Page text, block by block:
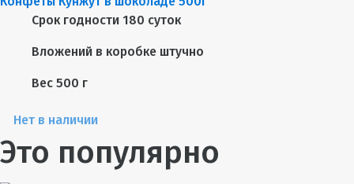
Срок годности 180 суток
Вложений в коробке штучно
Вес 500 г
Нет в наличии
Это популярно